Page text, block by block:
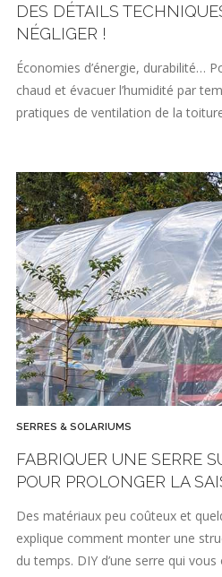
DES DÉTAILS
NÉGLIGER !
Économies d’énergie, durabilité…
chaud et évacuer l’humidité par
pratiques de ventilation de la
SERRES & SOLARIUMS
FABRIQUER UNE SERRE
POUR PROLONGER LA
Des matériaux peu coûteux et
explique comment monter une
du temps. DIY d’une serre qui